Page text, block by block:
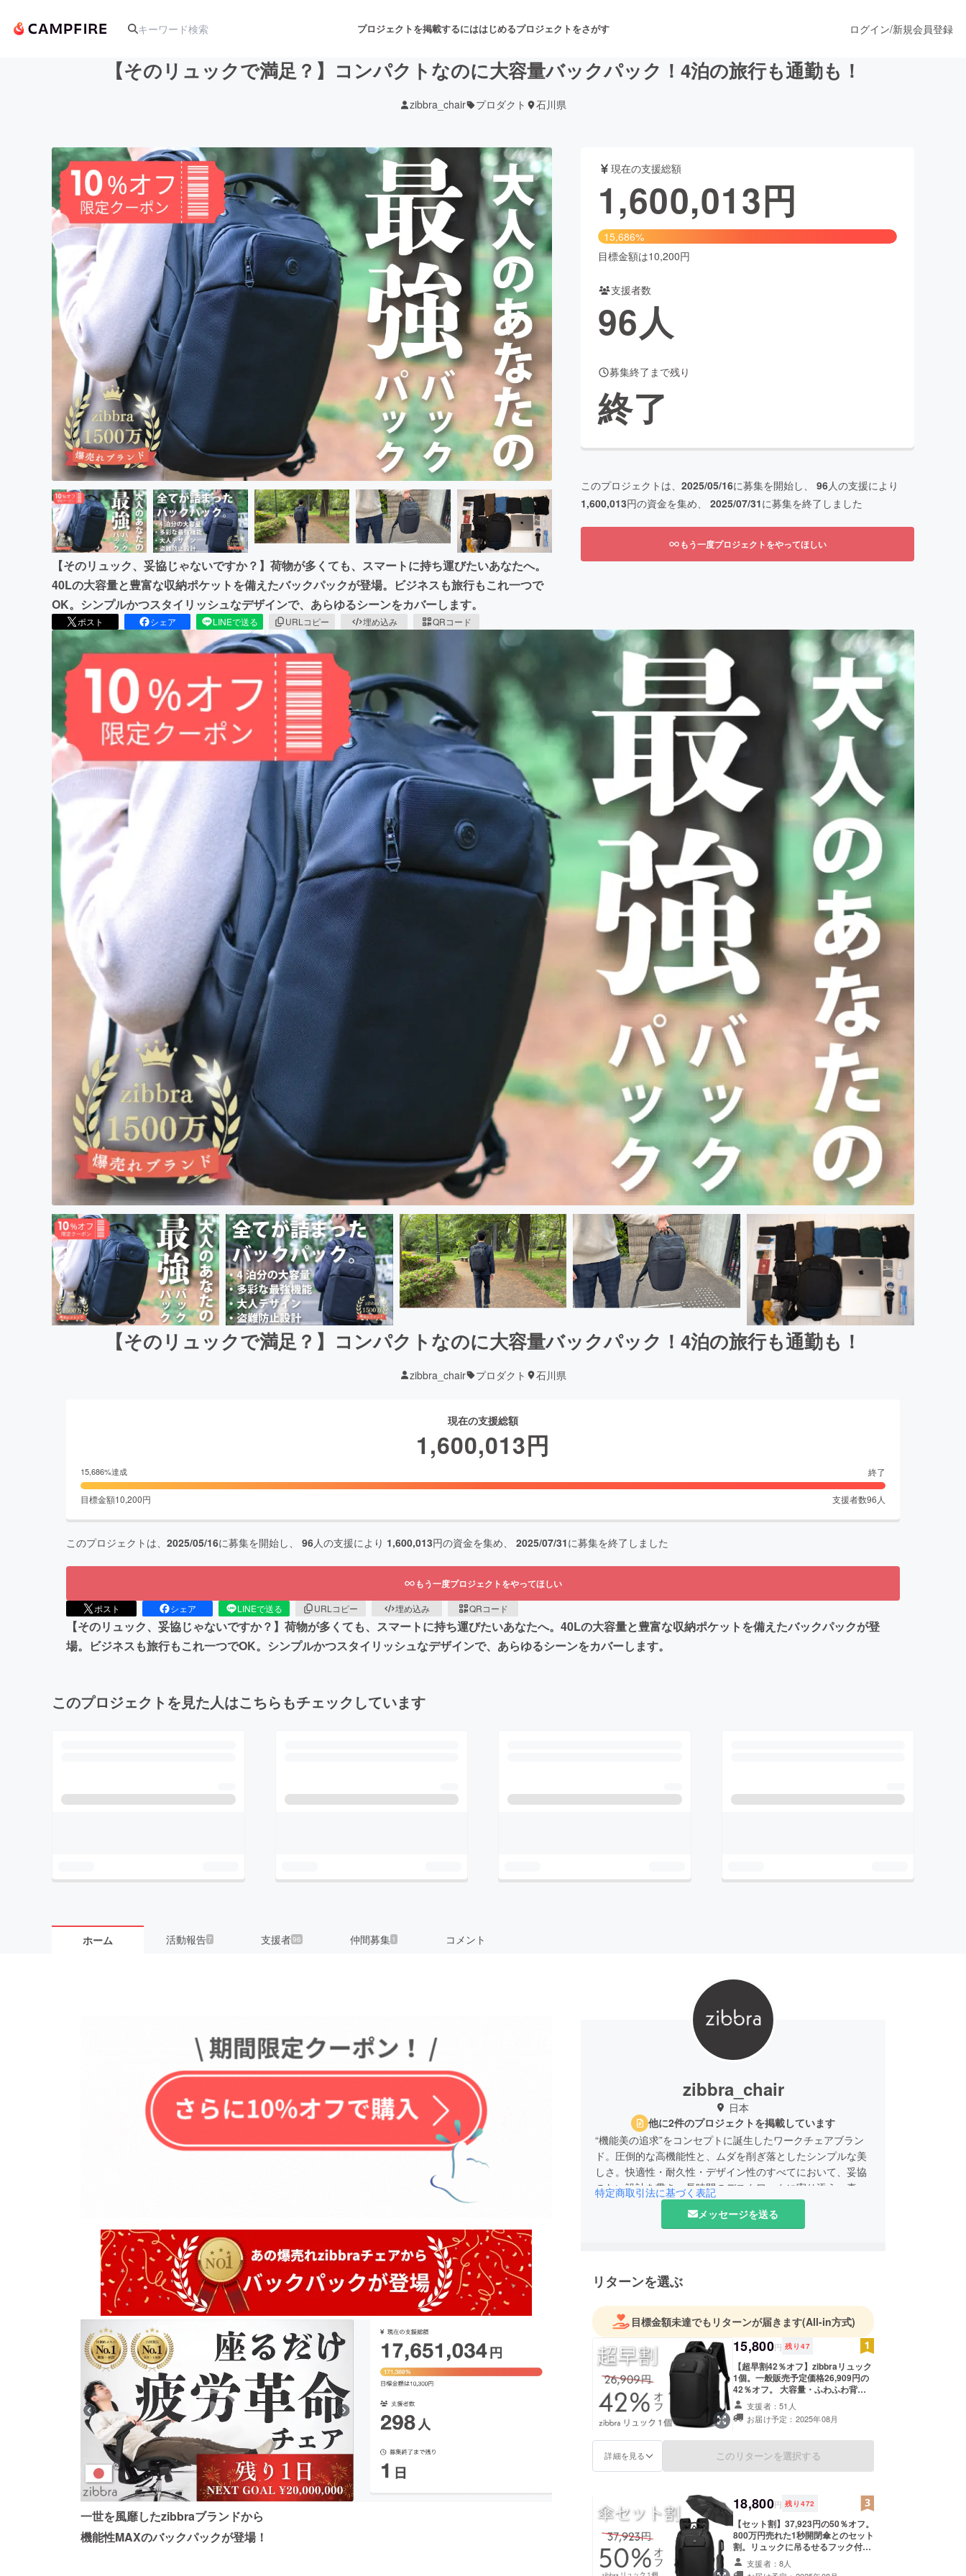
プロジェクトを掲載するにははじめるプロジェクトをさがす
アート・写真 舞台・パフォーマンス
テクノロジー・ガジェット ゲーム・サービス開発 フード・飲食店 ファッション
映像・映画 書籍・雑誌出版 アニメ・漫画
ビジネス・起業 チャレンジ ビューティー・ヘルスケア
まちづくり・地域活性化
CAMPFIRE for Social GoodCAMPFIRE Creation
CAMPFIREふるさと納税
machi-yaコミュニティ
ログイン/新規会員登録
【そのリュックで満足？】コンパクトなのに大容量バックパック！4泊の旅行も通勤も！
zibbra_chair プロダクト 石川県
【そのリュック、妥協じゃないですか？】荷物が多くても、スマートに持ち運びたいあなたへ。
40Lの大容量と豊富な収納ポケットを備えたバックパックが登場。ビジネスも旅行もこれ一つで
OK。シンプルかつスタイリッシュなデザインで、あらゆるシーンをカバーします。
ポスト シェア LINEで送る URLコピー 埋め込み QRコード
現在の支援総額
1,600,013円
15,686%
目標金額は10,200円
支援者数
96人
募集終了まで残り
終了
このプロジェクトは、 2025/05/16に募集を開始し、 96人の支援により
1,600,013円の資金を集め、 2025/07/31に募集を終了しました
もう一度プロジェクトをやってほしい
【そのリュックで満足？】コンパクトなのに大容量バックパック！4泊の旅行も通勤も！
zibbra_chair プロダクト 石川県
現在の支援総額
1,600,013円
15,686%達成 終了
目標金額10,200円 支援者数96 人
このプロジェクトは、 2025/05/16に募集を開始し、 96人の支援により 1,600,013円の資金を集め、 2025/07/31に募集を終了しました
もう一度プロジェクトをやってほしい
ポスト シェア LINEで送る URLコピー 埋め込み QRコード
【そのリュック、妥協じゃないですか？】荷物が多くても、スマートに持ち運びたいあなたへ。40Lの大容量と豊富な収納ポケットを備えたバックパックが登
場。ビジネスも旅行もこれ一つでOK。シンプルかつスタイリッシュなデザインで、あらゆるシーンをカバーします。
このプロジェクトを見た人はこちらもチェックしています
ホーム 活動報告7 支援者96 仲間募集 1 コメント
一世を風靡したzibbraブランドから
機能性MAXのバックパックが登場！
zibbra_chair
日本
他に2件のプロジェクトを掲載しています
“機能美の追求”をコンセプトに誕生したワークチェアブラン
ド。圧倒的な高機能性と、ムダを削ぎ落としたシンプルな美
しさ。快適性・耐久性・デザイン性のすべてにおいて、妥協
のない設計を貫き、長時間のデスクワークに寄り添う、真の
パートナーであり続けます。
zibbraは、美しさの中にある合理性をあなたの毎日に届けま
特定商取引法に基づく表記
メッセージを送る
リターンを選ぶ
目標金額未達でもリターンが届きます(All-in方式)
15,800円 残り 47
【超早割42％オフ】zibbraリュック
1個。一般販売予定価格26,909円の
42％オフ。 大容量・ふわふわ背中
クッション・14個のポケット・盗難
防止機能・スタイリッシュ大人ブ
ラック。
支援者：51人
お届け予定：2025年08月
詳細を見る このリターンを選択する
18,800円 残り 472
【セット割】37,923円の50％オフ。
800万円売れた1秒開閉傘とのセット
割。リュックに吊るせるフック付
き。 大容量・ふわふわ背中クッショ
ン・14個のポケット・盗難防止機
支援者：8人